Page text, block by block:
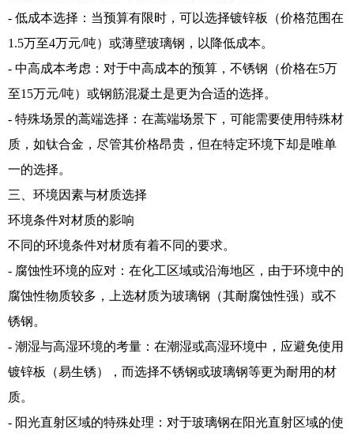
- 低成本选择：当预算有限时，可以选择镀锌板（价格范围在
1.5万至4万元/吨）或薄壁玻璃钢，以降低成本。
- 中高成本考虑：对于中高成本的预算，不锈钢（价格在5万
至15万元/吨）或钢筋混凝土是更为合适的选择。
- 特殊场景的蒿端选择：在蒿端场景下，可能需要使用特殊材
质，如钛合金，尽管其价格昂贵，但在特定环境下却是唯单
一的选择。
三、环境因素与材质选择
环境条件对材质的影响
不同的环境条件对材质有着不同的要求。
- 腐蚀性环境的应对：在化工区域或沿海地区，由于环境中的
腐蚀性物质较多，上选材质为玻璃钢（其耐腐蚀性强）或不
锈钢。
- 潮湿与高湿环境的考量：在潮湿或高湿环境中，应避免使用
镀锌板（易生锈），而选择不锈钢或玻璃钢等更为耐用的材
质。
- 阳光直射区域的特殊处理：对于玻璃钢在阳光直射区域的使